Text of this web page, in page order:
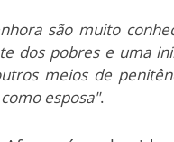
são muito
dos pobres e uma
meios de
esposa".